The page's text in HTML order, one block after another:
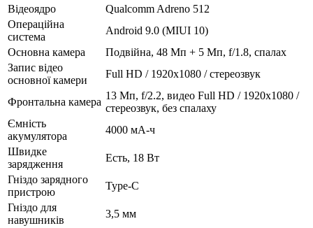
Відеоядро
Qualcomm Adreno 512
Операційна
система
Android 9.0 (MIUI 10)
Основна камера
Подвійна, 48 Мп + 5 Мп, f/1.8, спалах
Запис відео
основної камери
Full HD / 1920х1080 / стереозвук
Фронтальна камера
13 Мп, f/2.2, видео Full HD / 1920х1080 /
стереозвук, без спалаху
Ємність
акумулятора
4000 мА-ч
Швидке
зарядження
Есть, 18 Вт
Гніздо зарядного
пристрою
Type-C
Гніздо для
навушників
3,5 мм